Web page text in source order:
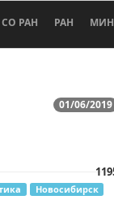
СО РАН РАН
01/06/2019
Новосибирск